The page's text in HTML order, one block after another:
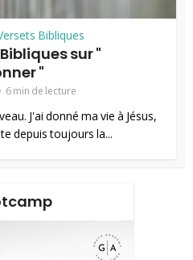
Bibliques
sur "
"
6 min de lecture
J'ai donné ma vie à Jésus,
depuis toujours la...